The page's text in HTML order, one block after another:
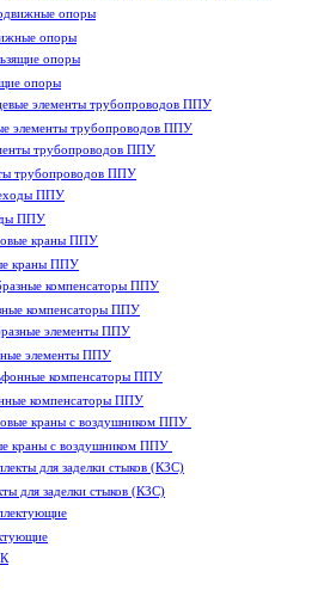
опоры
опоры
элементы трубопроводов ППУ
трубопроводов ППУ
ППУ
краны ППУ
компенсаторы ППУ
элементы ППУ
компенсаторы ППУ
краны с воздушником ППУ
для заделки стыков (КЗС)